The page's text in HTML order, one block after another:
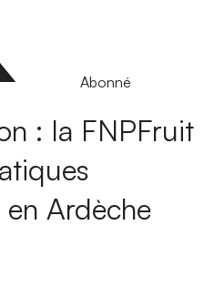
Abonné
: la FNPFruit
Ardèche